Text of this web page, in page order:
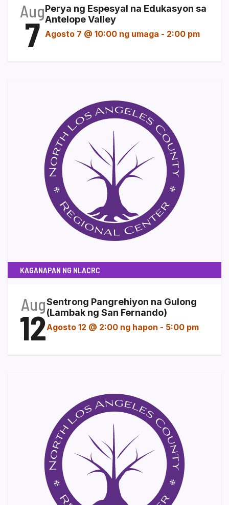
Aug
7
Perya ng Espesyal na Edukasyon sa
Antelope Valley
Agosto 7 @ 10:00 ng umaga - 2:00 pm
KAGANAPAN NG NLACRC
Aug
12
Sentrong Pangrehiyon na Gulong
(Lambak ng San Fernando)
Agosto 12 @ 2:00 ng hapon - 5:00 pm